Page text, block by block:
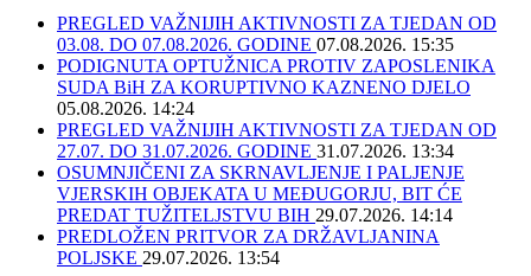
PREGLED VAŽNIJIH AKTIVNOSTI ZA TJEDAN OD
03.08. DO 07.08.2026. GODINE 07.08.2026. 15:35
PODIGNUTA OPTUŽNICA PROTIV ZAPOSLENIKA
SUDA BiH ZA KORUPTIVNO KAZNENO DJELO
05.08.2026. 14:24
PREGLED VAŽNIJIH AKTIVNOSTI ZA TJEDAN OD
27.07. DO 31.07.2026. GODINE 31.07.2026. 13:34
OSUMNJIČENI ZA SKRNAVLJENJE I PALJENJE
VJERSKIH OBJEKATA U MEĐUGORJU, BIT ĆE
PREDAT TUŽITELJSTVU BIH 29.07.2026. 14:14
PREDLOŽEN PRITVOR ZA DRŽAVLJANINA
POLJSKE 29.07.2026. 13:54